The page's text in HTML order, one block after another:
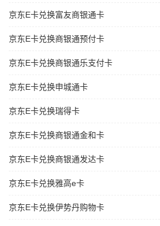
京东E卡兑换富友商银通卡
京东E卡兑换商银通预付卡
京东E卡兑换商银通乐支付卡
京东E卡兑换申城通卡
京东E卡兑换瑞得卡
京东E卡兑换商银通金和卡
京东E卡兑换商银通发达卡
京东E卡兑换雅高e卡
京东E卡兑换伊势丹购物卡